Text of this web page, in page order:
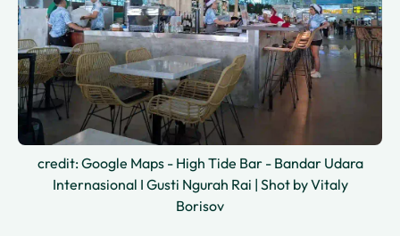
credit: Google Maps - High Tide Bar - Bandar Udara
Internasional I Gusti Ngurah Rai | Shot by Vitaly
Borisov